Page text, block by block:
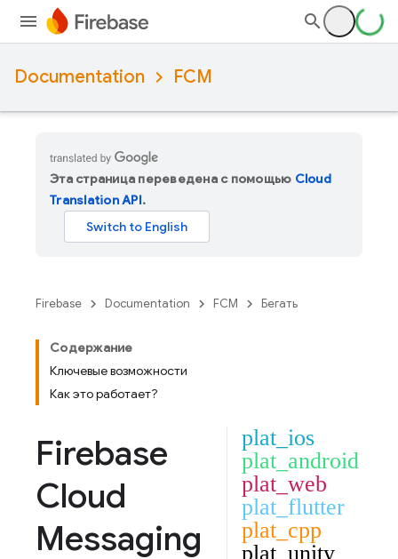
Documentation FCM
Эта страница переведена с помощью Cloud
Translation API.
Firebase Documentation FCM Бегать
Содержание
Ключевые возможности
Как это работает?
Firebase
Cloud
Messaging
plat_ios
plat_android
plat_web
plat_flutter
plat_cpp
plat_unity